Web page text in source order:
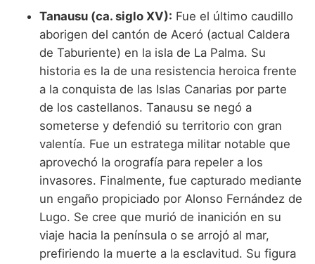
Tanausu (ca. siglo XV): Fue el último caudillo
aborigen del cantón de Aceró (actual Caldera
de Taburiente) en la isla de La Palma. Su
historia es la de una resistencia heroica frente
a la conquista de las Islas Canarias por parte
de los castellanos. Tanausu se negó a
someterse y defendió su territorio con gran
valentía. Fue un estratega militar notable que
aprovechó la orografía para repeler a los
invasores. Finalmente, fue capturado mediante
un engaño propiciado por Alonso Fernández de
Lugo. Se cree que murió de inanición en su
viaje hacia la península o se arrojó al mar,
prefiriendo la muerte a la esclavitud. Su figura